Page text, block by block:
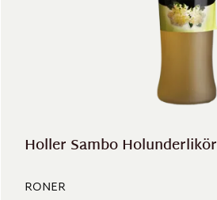
Holler Sambo Holunderlikör
RONER